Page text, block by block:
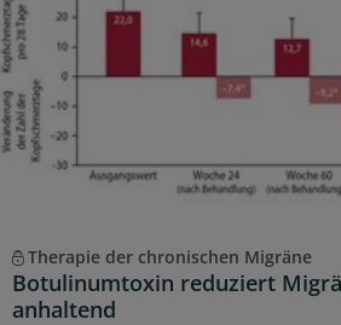
Therapie der chronischen Migräne
Botulinumtoxin reduziert
anhaltend